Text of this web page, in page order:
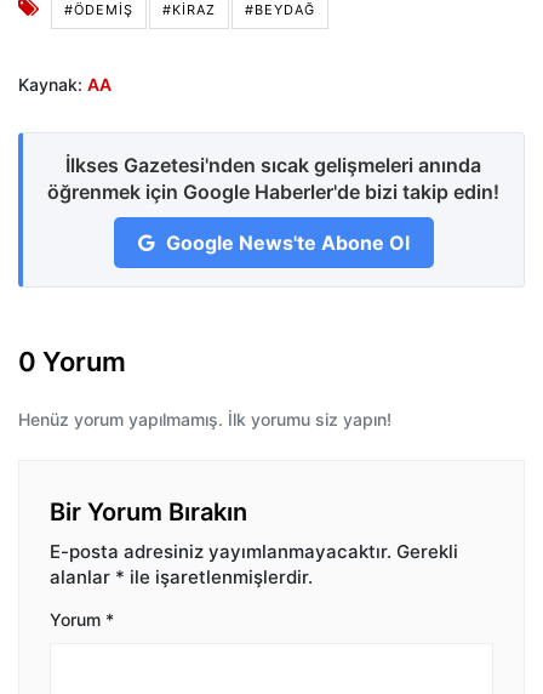
#ÖDEMIŞ #KIRAZ #BEYDAĞ
Kaynak: AA
İlkses Gazetesi'nden sıcak gelişmeleri anında
öğrenmek için Google Haberler'de bizi takip edin!
Google News'te Abone Ol
0 Yorum
Henüz yorum yapılmamış. İlk yorumu siz yapın!
Bir Yorum Bırakın
E-posta adresiniz yayımlanmayacaktır. Gerekli
alanlar * ile işaretlenmişlerdir.
Yorum *